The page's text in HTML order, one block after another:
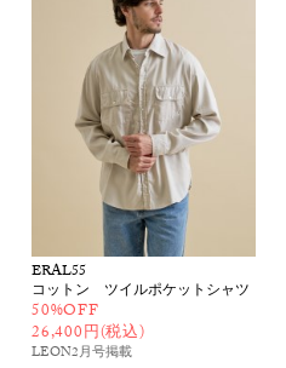
ERAL55
コットン ツイルポケットシャツ
50%OFF
26,400円(税込)
LEON2月号掲載